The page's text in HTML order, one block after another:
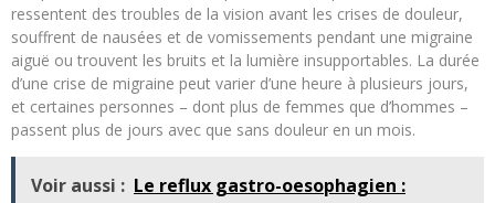
ressentent des troubles de la vision avant les crises de douleur,
souffrent de nausées et de vomissements pendant une migraine
aiguë ou trouvent les bruits et la lumière insupportables. La durée
d’une crise de migraine peut varier d’une heure à plusieurs jours,
et certaines personnes – dont plus de femmes que d’hommes –
passent plus de jours avec que sans douleur en un mois.
Voir aussi : Le reflux gastro-oesophagien :